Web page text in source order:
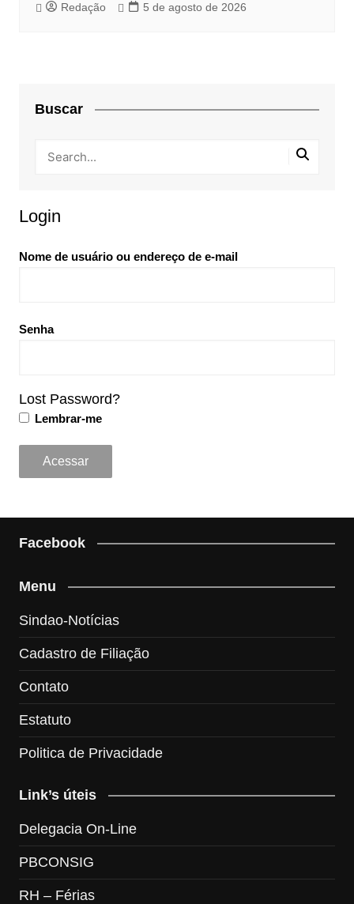
Redação 5 de agosto de 2026
Buscar
Login
Nome de usuário ou endereço de e-mail
Senha
Lost Password?
Lembrar-me
Facebook
Menu
Sindao-Notícias
Cadastro de Filiação
Contato
Estatuto
Politica de Privacidade
Link’s úteis
Delegacia On-Line
PBCONSIG
RH – Férias